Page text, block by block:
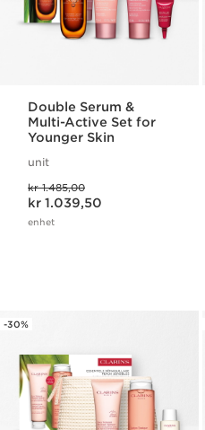
Double Serum &
Multi-Active Set for
Younger Skin
unit
Tidligere pris kr 1.485,00
kr 1.485,00
Nåværende pris kr 1.039,50
kr 1.039,50
enhet
-30%